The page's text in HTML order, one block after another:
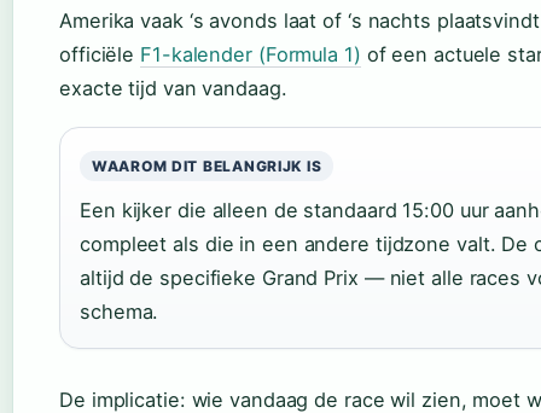
Amerika vaak ‘s avonds laat of ‘s nachts
officiële F1-kalender (Formula 1) of een actuele
exacte tijd van vandaag.
WAAROM DIT BELANGRIJK IS
Een kijker die alleen de standaard 15:00 uur
compleet als die in een andere tijdzone valt. De
altijd de specifieke Grand Prix — niet alle races
schema.
De implicatie: wie vandaag de race wil zien, moet